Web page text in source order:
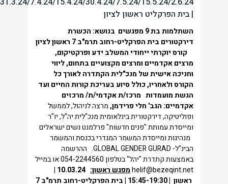
| בית הפרקליט ראשון לציון
השתלמות בת 9 מפגשים בנושא: הכשרת
דירקטורים בית הפרקליט-רחוב תרמ"ב 7 ראשון לציון
קורס יוקרתי ייחודי המשלב ידע ופרקטיקום,
מרצים אקדמיים ומרצים מקצועיים בתחום, ליווי
וחניכה אישית של מנכ"לית הקתדרה לאורך כל
הקורס ולאחריו, כולל סיוע בעריכת קורות החיים ועד
הגשת מועמדות מרכז/ת אקדמי/ת/ מרכזים
אקדמיים: הגב' חלי פרידמן,מרצה לניהול, לממשל
ופוליטיקה, דירקטורית בינלאומית מנכ"לית יה"ל, יו"ר
ומייסדת עמותת "פנים חדשות" פרלמנט נשים ישראלים
מנהיגות ומייסדת המשמר המגדרי בכנסת והמשמר
הבינ"ל- GLOBAL GENDER GURAD. ההרשמה
באמצעות קתדרת "יהל" בטלפון 054-2244560 או במייל
helif@bezeqint.netמפגש ראשון: 10.03.24 |
ראשון |15:45-19:30
| בית הפרקליט-רחוב תרמ"ב 7